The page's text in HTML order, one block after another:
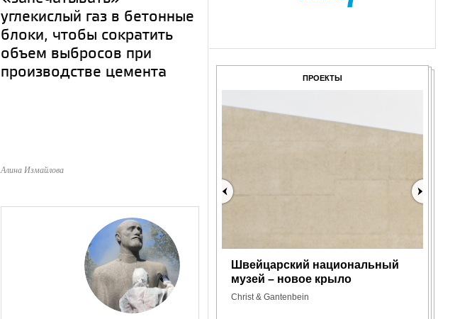
углекислый газ в бетонные
блоки, чтобы сократить
объем выбросов при
производстве цемента
Алина Измайлова
ПРОЕКТЫ
Швейцарский национальный
музей – новое крыло
Christ & Gantenbein